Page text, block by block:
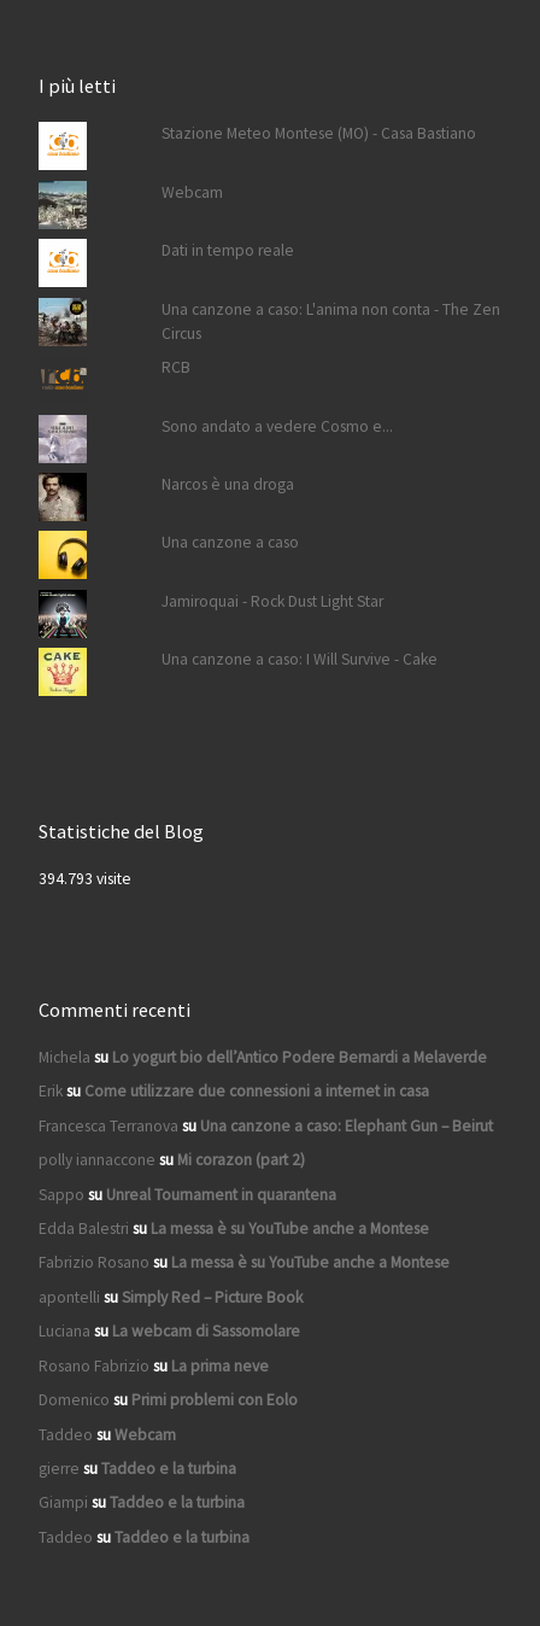
I più letti
Stazione Meteo Montese (MO) - Casa Bastiano
Webcam
Dati in tempo reale
Una canzone a caso: L'anima non conta - The Zen
Circus
RCB
Sono andato a vedere Cosmo e...
Narcos è una droga
Una canzone a caso
Jamiroquai - Rock Dust Light Star
Una canzone a caso: I Will Survive - Cake
Statistiche del Blog
394.793 visite
Commenti recenti
Michela su Lo yogurt bio dell’Antico Podere Bernardi a Melaverde
Eriksu Come utilizzare due connessioni a internet in casa
Francesca Terranova su Una canzone a caso: Elephant Gun – Beirut
polly iannaccone su Mi corazon (part 2)
Sappo su Unreal Tournament in quarantena
Edda Balestri su La messa è su YouTube anche a Montese
Fabrizio Rosano su La messa è su YouTube anche a Montese
apontelli suSimply Red – Picture Book
Luciana su La webcam di Sassomolare
Rosano Fabrizio su La prima neve
Domenico su Primi problemi con Eolo
Taddeo suWebcam
gierre suTaddeo e la turbina
Giampi suTaddeo e la turbina
Taddeo suTaddeo e la turbina